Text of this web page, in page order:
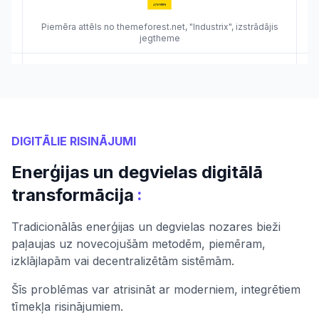
Piemēra attēls no themeforest.net, "Industrix", izstrādājis
jegtheme
DIGITĀLIE RISINĀJUMI
Enerģijas un degvielas digitālā
transformācija :
Tradicionālās enerģijas un degvielas nozares bieži
paļaujas uz novecojušām metodēm, piemēram,
izklājlapām vai decentralizētām sistēmām.
Šīs problēmas var atrisināt ar moderniem, integrētiem
tīmekļa risinājumiem.